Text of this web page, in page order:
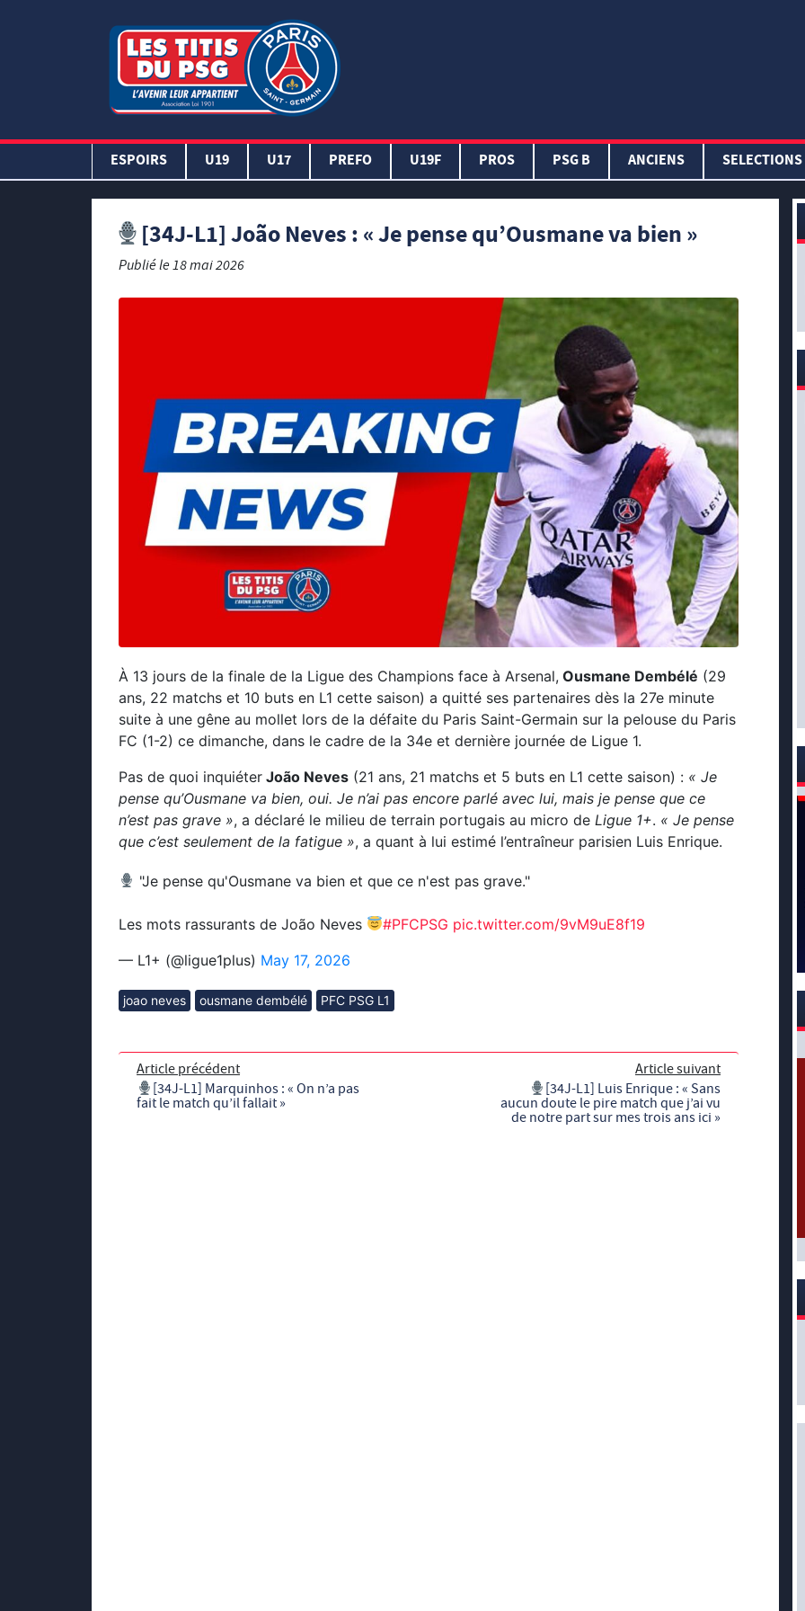
ESPOIRS U19 U17 PREFO U19F PROS PSG B ANCIENS SELECTIONS
[34J-L1] João Neves : « Je pense qu’Ousmane va bien »
Publié le18 mai 2026
À 13 jours de la finale de la Ligue des Champions face à Arsenal, Ousmane Dembélé (29
ans, 22 matchs et 10 buts en L1 cette saison) a quitté ses partenaires dès la 27e minute
suite à une gêne au mollet lors de la défaite du Paris Saint-Germain sur la pelouse du Paris
FC (1-2) ce dimanche, dans le cadre de la 34e et dernière journée de Ligue 1.
Pas de quoi inquiéter João Neves (21 ans, 21 matchs et 5 buts en L1 cette saison) : « Je
pense qu’Ousmane va bien, oui. Je n’ai pas encore parlé avec lui, mais je pense que ce
n’est pas grave », a déclaré le milieu de terrain portugais au micro de Ligue 1+. « Je pense
que c’est seulement de la fatigue », a quant à lui estimé l’entraîneur parisien Luis Enrique.
"Je pense qu'Ousmane va bien et que ce n'est pas grave."
Les mots rassurants de João Neves #PFCPSG pic.twitter.com/9vM9uE8f19
— L1+ (@ligue1plus) May 17, 2026
joao neves ousmane dembélé PFC PSG L1
Article précédent
[34J-L1] Marquinhos : « On n’a pas
fait le match qu’il fallait »
Article suivant
[34J-L1] Luis Enrique : « Sans
aucun doute le pire match que j’ai vu
de notre part sur mes trois ans ici »